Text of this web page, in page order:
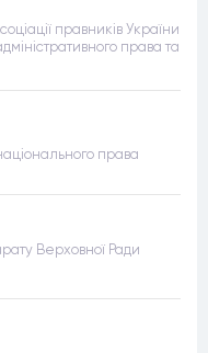
правників України
права та
права
Верховної Ради